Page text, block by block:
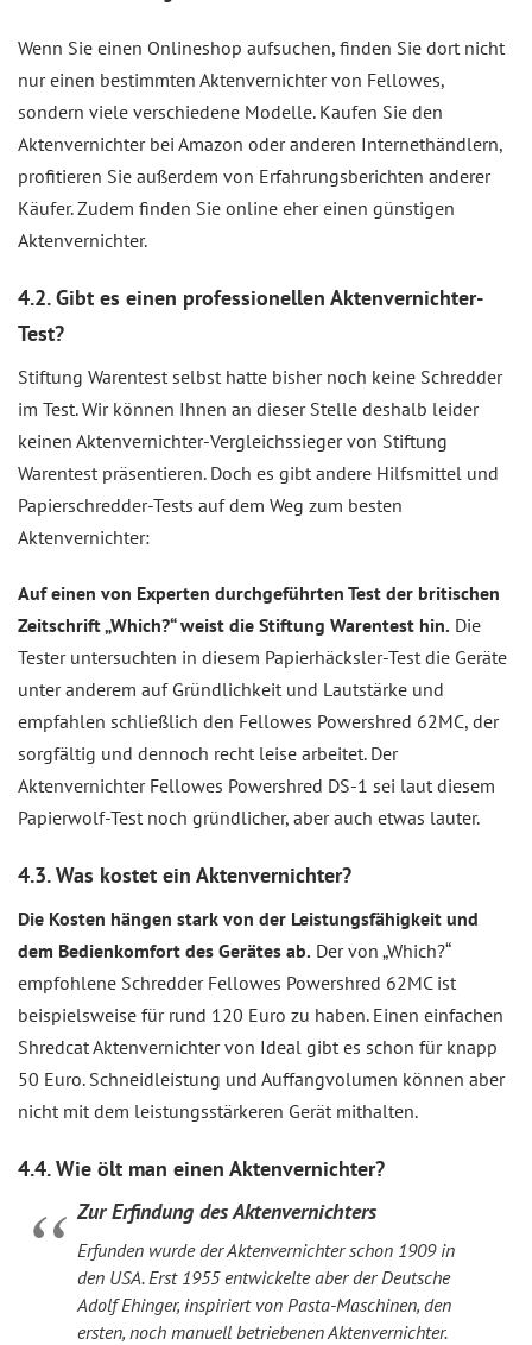
Wenn Sie einen Onlineshop aufsuchen, finden Sie dort nicht
nur einen bestimmten Aktenvernichter von Fellowes,
sondern viele verschiedene Modelle. Kaufen Sie den
Aktenvernichter bei Amazon oder anderen Internethändlern,
profitieren Sie außerdem von Erfahrungsberichten anderer
Käufer. Zudem finden Sie online eher einen günstigen
Aktenvernichter.
4.2. Gibt es einen professionellen Aktenvernichter-
Test?
Stiftung Warentest selbst hatte bisher noch keine Schredder
im Test. Wir können Ihnen an dieser Stelle deshalb leider
keinen Aktenvernichter-Vergleichssieger von Stiftung
Warentest präsentieren. Doch es gibt andere Hilfsmittel und
Papierschredder-Tests auf dem Weg zum besten
Aktenvernichter:
Auf einen von Experten durchgeführten Test der britischen
Zeitschrift „Which?“ weist die Stiftung Warentest hin. Die
Tester untersuchten in diesem Papierhäcksler-Test die Geräte
unter anderem auf Gründlichkeit und Lautstärke und
empfahlen schließlich den Fellowes Powershred 62MC, der
sorgfältig und dennoch recht leise arbeitet. Der
Aktenvernichter Fellowes Powershred DS-1 sei laut diesem
Papierwolf-Test noch gründlicher, aber auch etwas lauter.
4.3. Was kostet ein Aktenvernichter?
Die Kosten hängen stark von der Leistungsfähigkeit und
dem Bedienkomfort des Gerätes ab. Der von „Which?“
empfohlene Schredder Fellowes Powershred 62MC ist
beispielsweise für rund 120 Euro zu haben. Einen einfachen
Shredcat Aktenvernichter von Ideal gibt es schon für knapp
50 Euro. Schneidleistung und Auffangvolumen können aber
nicht mit dem leistungsstärkeren Gerät mithalten.
4.4. Wie ölt man einen Aktenvernichter?
Zur Erfindung des Aktenvernichters
Erfunden wurde der Aktenvernichter schon 1909 in
den USA. Erst 1955 entwickelte aber der Deutsche
Adolf Ehinger, inspiriert von Pasta-Maschinen, den
ersten, noch manuell betriebenen Aktenvernichter.